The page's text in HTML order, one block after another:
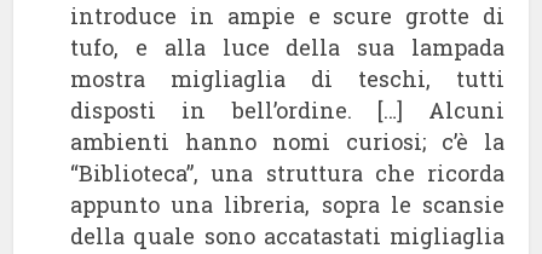
introduce in ampie e scure grotte di
tufo, e alla luce della sua lampada
mostra migliaglia di teschi, tutti
disposti in bell’ordine. […] Alcuni
ambienti hanno nomi curiosi; c’è la
“Biblioteca”, una struttura che ricorda
appunto una libreria, sopra le scansie
della quale sono accatastati migliaglia